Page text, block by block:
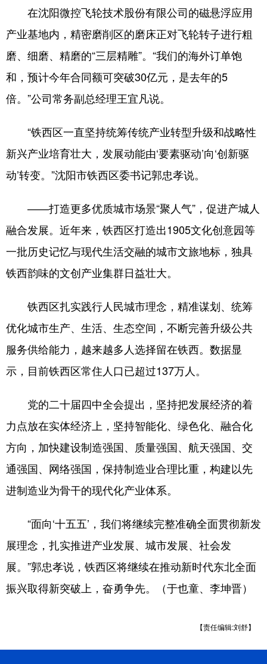
在沈阳微控飞轮技术股份有限公司的磁悬浮应用
产业基地内，精密磨削区的磨床正对飞轮转子进行粗
磨、细磨、精磨的“三层精雕”。“我们的海外订单饱
和，预计今年合同额可突破30亿元，是去年的5
倍。”公司常务副总经理王宜凡说。
“铁西区一直坚持统筹传统产业转型升级和战略性
新兴产业培育壮大，发展动能由‘要素驱动’向‘创新驱
动’转变。”沈阳市铁西区委书记郭忠孝说。
——打造更多优质城市场景“聚人气”，促进产城人
融合发展。近年来，铁西区打造出1905文化创意园等
一批历史记忆与现代生活交融的城市文旅地标，独具
铁西韵味的文创产业集群日益壮大。
铁西区扎实践行人民城市理念，精准谋划、统筹
优化城市生产、生活、生态空间，不断完善升级公共
服务供给能力，越来越多人选择留在铁西。数据显
示，目前铁西区常住人口已超过137万人。
党的二十届四中全会提出，坚持把发展经济的着
力点放在实体经济上，坚持智能化、绿色化、融合化
方向，加快建设制造强国、质量强国、航天强国、交
通强国、网络强国，保持制造业合理比重，构建以先
进制造业为骨干的现代化产业体系。
“面向‘十五五’，我们将继续完整准确全面贯彻新发
展理念，扎实推进产业发展、城市发展、社会发
展。”郭忠孝说，铁西区将继续在推动新时代东北全面
振兴取得新突破上，奋勇争先。（于也童、李坤晋）
【责任编辑:刘舒】